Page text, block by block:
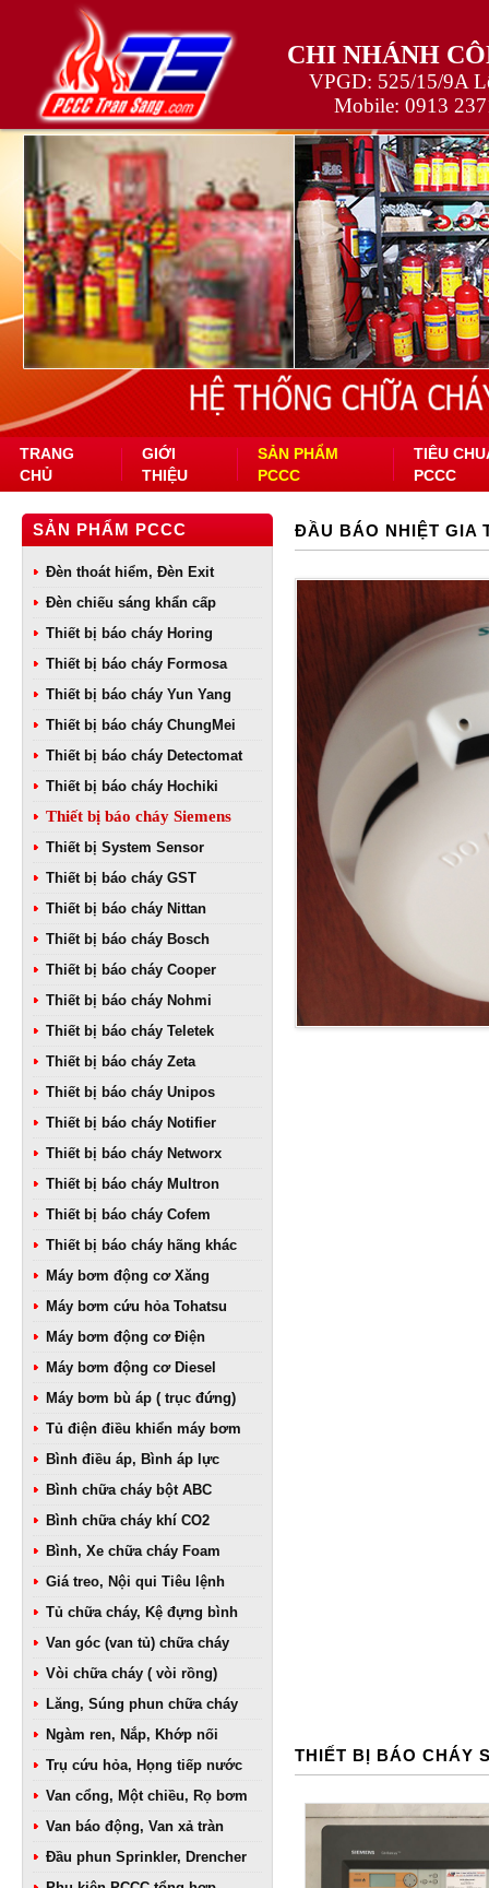
CHI NHÁNH
VPGD: 525/15/9A
Mobile: 0913
TRANG
CHỦ
GIỚI
THIỆU
SẢN PHẨM
PCCC
TIÊU
PCCC
SẢN PHẨM PCCC
Đèn thoát hiểm, Đèn Exit
Đèn chiếu sáng khẩn cấp
Thiết bị báo cháy Horing
Thiết bị báo cháy Formosa
Thiết bị báo cháy Yun Yang
Thiết bị báo cháy ChungMei
Thiết bị báo cháy Detectomat
Thiết bị báo cháy Hochiki
Thiết bị báo cháy Siemens
Thiết bị System Sensor
Thiết bị báo cháy GST
Thiết bị báo cháy Nittan
Thiết bị báo cháy Bosch
Thiết bị báo cháy Cooper
Thiết bị báo cháy Nohmi
Thiết bị báo cháy Teletek
Thiết bị báo cháy Zeta
Thiết bị báo cháy Unipos
Thiết bị báo cháy Notifier
Thiết bị báo cháy Networx
Thiết bị báo cháy Multron
Thiết bị báo cháy Cofem
Thiết bị báo cháy hãng khác
Máy bơm động cơ Xăng
Máy bơm cứu hỏa Tohatsu
Máy bơm động cơ Điện
Máy bơm động cơ Diesel
Máy bơm bù áp ( trục đứng)
Tủ điện điều khiển máy bơm
Bình điều áp, Bình áp lực
Bình chữa cháy bột ABC
Bình chữa cháy khí CO2
Bình, Xe chữa cháy Foam
Giá treo, Nội qui Tiêu lệnh
Tủ chữa cháy, Kệ đựng bình
Van góc (van tủ) chữa cháy
Vòi chữa cháy ( vòi rồng)
Lăng, Súng phun chữa cháy
Ngàm ren, Nắp, Khớp nối
Trụ cứu hỏa, Họng tiếp nước
Van cổng, Một chiều, Rọ bơm
Van báo động, Van xả tràn
Đầu phun Sprinkler, Drencher
ĐẦU BÁO NHIỆT GIA
THIẾT BỊ BÁO CHÁY